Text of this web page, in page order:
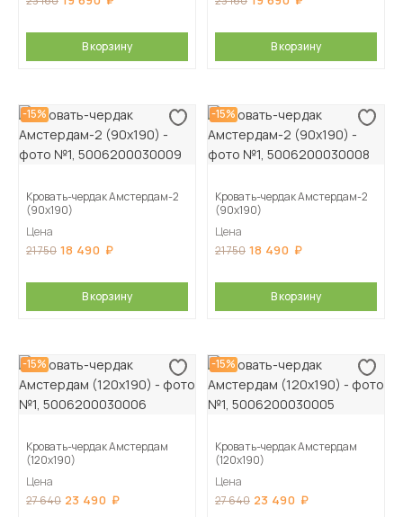
В корзину В корзину
-15%
Кровать-чердак Амстердам-2
(90х190)
Цена
21 750 18 490
В корзину
-15%
Кровать-чердак Амстердам-2
(90х190)
Цена
21 750 18 490
В корзину
-15%
Кровать-чердак Амстердам
(120х190)
Цена
27 640 23 490
-15%
Кровать-чердак Амстердам
(120х190)
Цена
27 640 23 490